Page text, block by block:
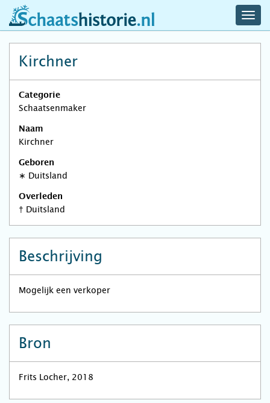
schaatshistorie.nl
Kirchner
Categorie
Schaatsenmaker
Naam
Kirchner
Geboren
∗ Duitsland
Overleden
† Duitsland
Beschrijving
Mogelijk een verkoper
Bron
Frits Locher, 2018